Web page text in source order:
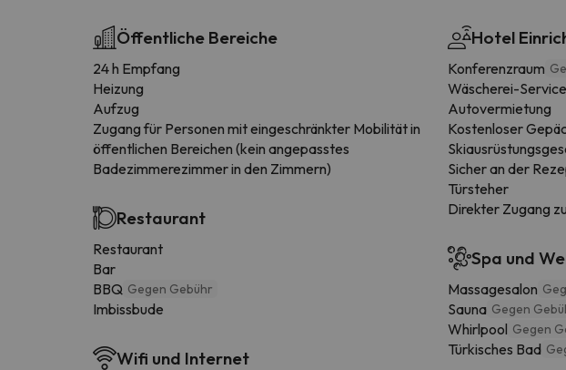
Öffentliche Bereiche
24 h Empfang
Heizung
Aufzug
Zugang für Personen mit eingeschränkter Mobilität in
öffentlichen Bereichen (kein angepasstes
Badezimmerezimmer in den Zimmern)
Restaurant
Restaurant
Bar
BBQ Gegen Gebühr
Imbissbude
Wifi und Internet
Hotel
Konferenzraum
Wäscherei-Service
Autovermietung
Kostenloser
Sicher an der
Türsteher
Direkter Zugang
Spa und
Massagesalon
Sauna Gegen
Whirlpool Gegen
Türkisches Bad